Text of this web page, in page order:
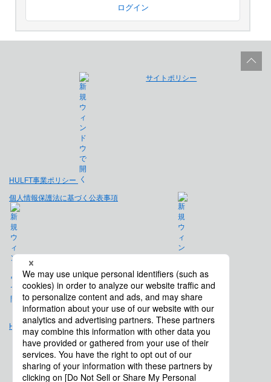
ログイン
HULFT事業ポリシー
サイトポリシー
個人情報保護法に基づく公表事項
免責事項
Hulft.com